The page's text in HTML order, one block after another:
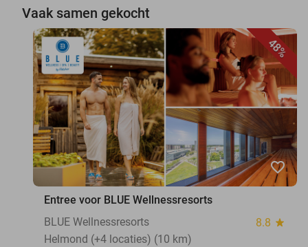
Vaak samen gekocht
48%
favorite_border
Entree voor BLUE Wellnessresorts
BLUE Wellnessresorts
8.8 star
Helmond (+4 locaties) (10 km)